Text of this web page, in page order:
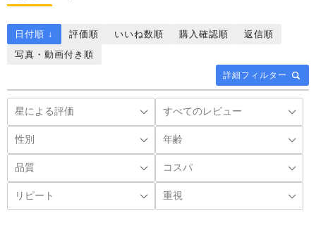
詳細フィルター
日付順 ↓ 評価順 いいね数順 購入確認順
返信順
写真・動画付き順